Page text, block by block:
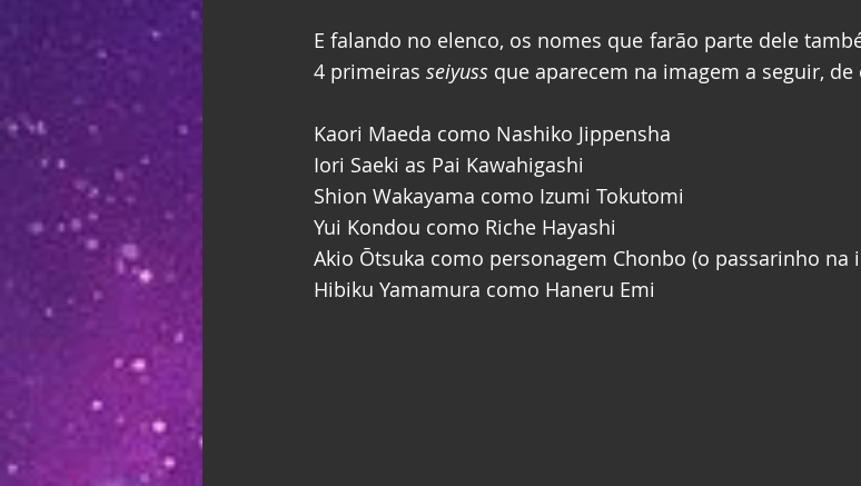
E falando no elenco, os nomes que farão parte dele
4 primeiras seiyuss que aparecem na imagem a seguir,
Kaori Maeda como Nashiko Jippensha
Iori Saeki as Pai Kawahigashi
Shion Wakayama como Izumi Tokutomi
Yui Kondou como Riche Hayashi
Akio Ōtsuka como personagem Chonbo (o passarinho na
Hibiku Yamamura como Haneru Emi